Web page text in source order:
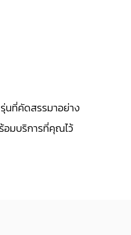
นที่คัดสรรมาอย่าง
อมบริการที่คุณไว้